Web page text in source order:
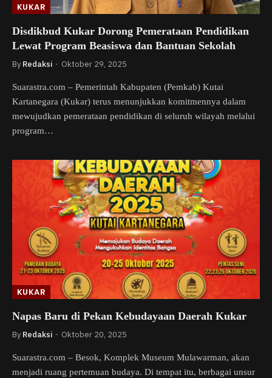
KUKAR
Disdikbud Kukar Dorong Pemerataan Pendidikan
Lewat Program Beasiswa dan Bantuan Sekolah
By Redaksi Oktober 29, 2025
Suarastra.com – Pemerintah Kabupaten (Pemkab) Kutai
Kartanegara (Kukar) terus menunjukkan komitmennya dalam
mewujudkan pemerataan pendidikan di seluruh wilayah melalui
program…
KUKAR
Napas Baru di Pekan Kebudayaan Daerah Kukar
By Redaksi Oktober 20, 2025
Suarastra.com – Besok, Komplek Museum Mulawarman, akan
menjadi ruang pertemuan budaya. Di tempat itu, berbagai unsur